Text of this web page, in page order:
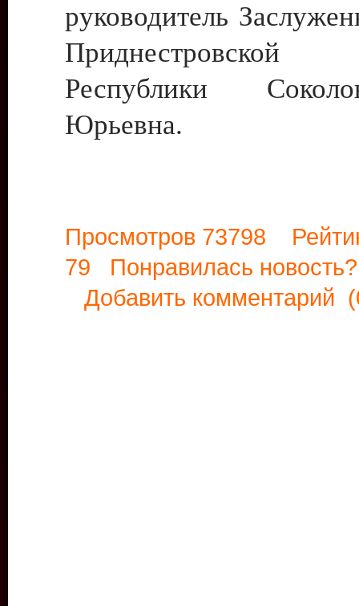
руководитель
Приднестровской
Республики
Юрьевна.
Просмотров 73798
79 Понравилась
Добавить комментарий